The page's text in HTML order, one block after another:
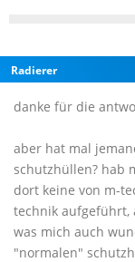
Radierer
danke für die
aber hat mal
schutzhüllen? hab
dort keine von m-
technik aufgeführt,
was mich auch
"normalen"